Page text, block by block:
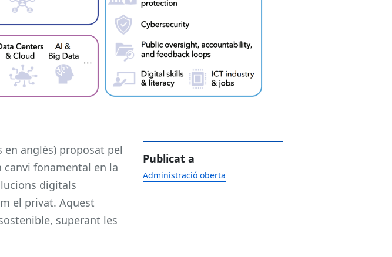
en anglès) proposat pel
canvi fonamental en la
digitals
el privat. Aquest
superant les
Publicat a
Administració oberta